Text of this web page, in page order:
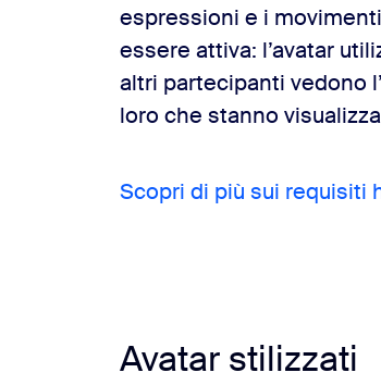
espressioni e i
essere attiva: l’avatar
altri partecipanti vedono
loro che stanno
Scopri di più sui requisiti
Avatar stilizzati